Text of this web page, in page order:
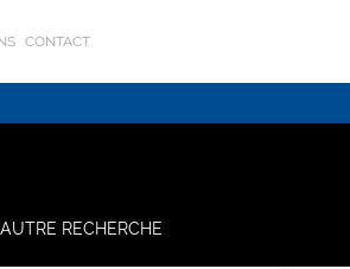
CONTACT
AUTRE RECHERCHE